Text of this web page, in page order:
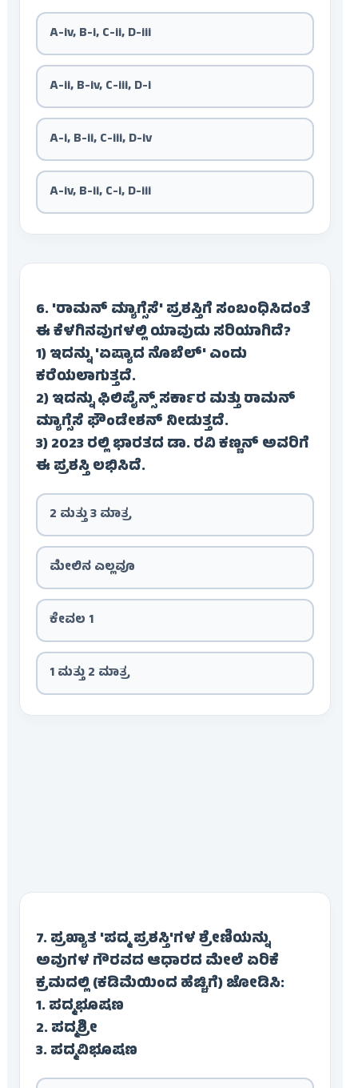
A-iv, B-i, C-ii, D-iii
A-ii, B-iv, C-iii, D-i
A-i, B-ii, C-iii, D-iv
A-iv, B-ii, C-i, D-iii
6. 'ರಾಮನ್ ಮ್ಯಾಗ್ಸೆಸೆ' ಪ್ರಶಸ್ತಿಗೆ ಸಂಬಂಧಿಸಿದಂತೆ
ಈ ಕೆಳಗಿನವುಗಳಲ್ಲಿ ಯಾವುದು ಸರಿಯಾಗಿದೆ?
1) ಇದನ್ನು 'ಏಷ್ಯಾದ ನೊಬೆಲ್' ಎಂದು
ಕರೆಯಲಾಗುತ್ತದೆ.
2) ಇದನ್ನು ಫಿಲಿಪೈನ್ಸ್ ಸರ್ಕಾರ ಮತ್ತು ರಾಮನ್
ಮ್ಯಾಗ್ಸೆಸೆ ಫೌಂಡೇಶನ್ ನೀಡುತ್ತದೆ.
3) 2023 ರಲ್ಲಿ ಭಾರತದ ಡಾ. ರವಿ ಕಣ್ಣನ್ ಅವರಿಗೆ
ಈ ಪ್ರಶಸ್ತಿ ಲಭಿಸಿದೆ.
2 ಮತ್ತು 3 ಮಾತ್ರ
ಮೇಲಿನ ಎಲ್ಲವೂ
ಕೇವಲ 1
1 ಮತ್ತು 2 ಮಾತ್ರ
7. ಪ್ರಖ್ಯಾತ 'ಪದ್ಮ ಪ್ರಶಸ್ತಿ'ಗಳ ಶ್ರೇಣಿಯನ್ನು
ಅವುಗಳ ಗೌರವದ ಆಧಾರದ ಮೇಲೆ ಏರಿಕೆ
ಕ್ರಮದಲ್ಲಿ (ಕಡಿಮೆಯಿಂದ ಹೆಚ್ಚಿಗೆ) ಜೋಡಿಸಿ:
1. ಪದ್ಮಭೂಷಣ
2. ಪದ್ಮಶ್ರೀ
3. ಪದ್ಮವಿಭೂಷಣ